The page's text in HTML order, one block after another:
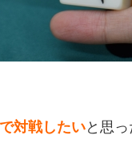
対戦したいと思